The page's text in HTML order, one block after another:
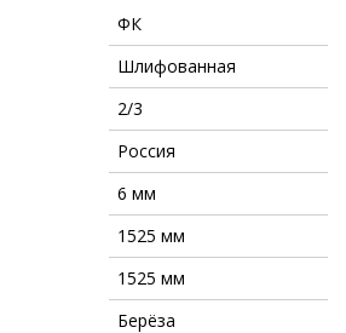
ФК
Шлифованная
2/3
Россия
6 мм
1525 мм
1525 мм
Берёза